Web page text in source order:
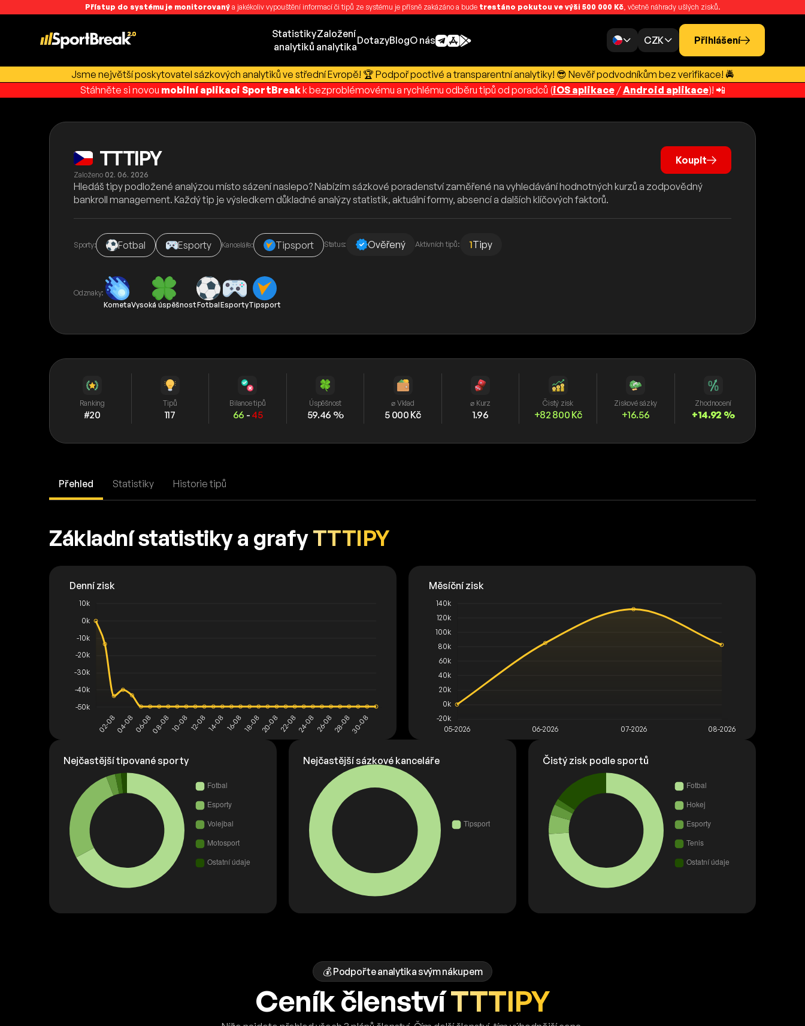
Přístup do systému je monitorovanýa jakékoliv vypouštění informací či tipů ze systému je přísně zakázáno a bude trestáno pokutou ve výši 500 000 Kč, včetně náhrady ušlých zisků.
Statistiky
analytiků
Založení
analytika
DotazyBlogO nás CZK Přihlášení
Jsme největší poskytovatel sázkových analytiků ve střední Evropě! 🏆 Podpoř poctivé a transparentní analytiky! 😎 Nevěř podvodníkům bez verifikace! 🚔
Stáhněte si novou mobilní aplikaci SportBreakk bezproblémovému a rychlému odběru tipů od poradců (iOS aplikace/Android aplikace)! 📲
TTTIPY
Založeno 02. 06. 2026
Koupit
Hledáš tipy podložené analýzou místo sázení naslepo? Nabízím sázkové poradenství zaměřené na vyhledávání hodnotných kurzů a zodpovědný
bankroll management. Každý tip je výsledkem důkladné analýzy statistik, aktuální formy, absencí a dalších klíčových faktorů.
Sporty: Fotbal Esporty Kanceláře: Tipsport Status: Ověřený Aktivních tipů: 1Tipy
Odznaky:
KometaVysoká úspěšnostFotbalEsportyTipsport
Ranking
#20
Tipů
117
Bilance tipů
66 - 45
Úspěšnost
59.46 %
⌀ Vklad
5 000 Kč
⌀ Kurz
1.96
Čistý zisk
+82 800 Kč
Ziskové sázky
+16.56
Zhodnocení
+14.92 %
Přehled Statistiky Historie tipů
Základní statistiky a grafyTTTIPY
Nejčastější tipované sporty Nejčastější sázkové kanceláře Čistý zisk podle sportů
💰 Podpořte analytika svým nákupem
Ceník členstvíTTTIPY